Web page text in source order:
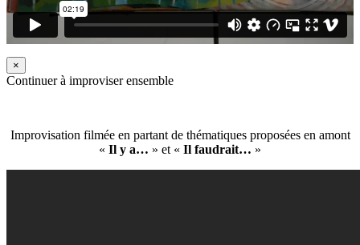
×
Continuer à improviser ensemble
Improvisation filmée en partant de thématiques proposées en amont
« Il y a… » et « Il faudrait… »